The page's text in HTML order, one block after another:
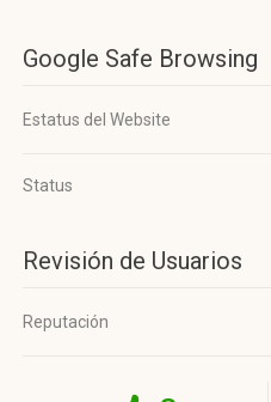
Google Safe Browsing
Estatus del Website
Status
Revisión de Usuarios
Reputación